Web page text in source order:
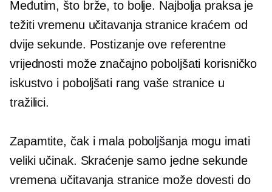
Međutim, što brže, to bolje. Najbolja praksa je
težiti vremenu učitavanja stranice kraćem od
dvije sekunde. Postizanje ove referentne
vrijednosti može značajno poboljšati korisničko
iskustvo i poboljšati rang vaše stranice u
tražilici.
Zapamtite, čak i mala poboljšanja mogu imati
veliki učinak. Skraćenje samo jedne sekunde
vremena učitavanja stranice može dovesti do